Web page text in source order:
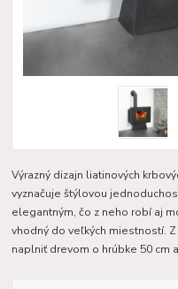
Výrazný dizajn liatinových
vyznačuje štýlovou
elegantným, čo z neho robí aj
vhodný do veľkých miestností.
naplniť drevom o hrúbke 50 cm a